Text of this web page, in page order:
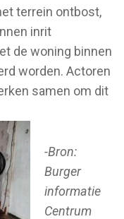
terrein ontbost,
inrit
de woning binnen
worden. Actoren
samen om dit
-Bron:
Burger
informatie
Centrum